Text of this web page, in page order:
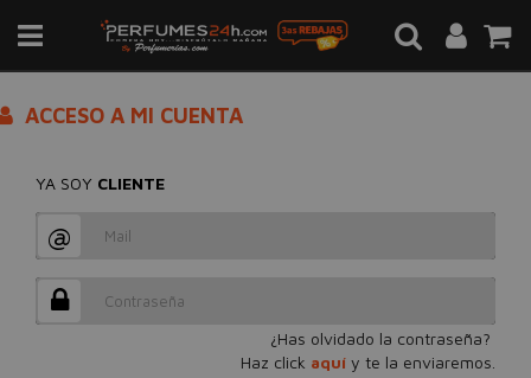
ACCESO A MI CUENTA
YA SOY CLIENTE
@
¿Has olvidado la contraseña?
Haz click aquí y te la enviaremos.